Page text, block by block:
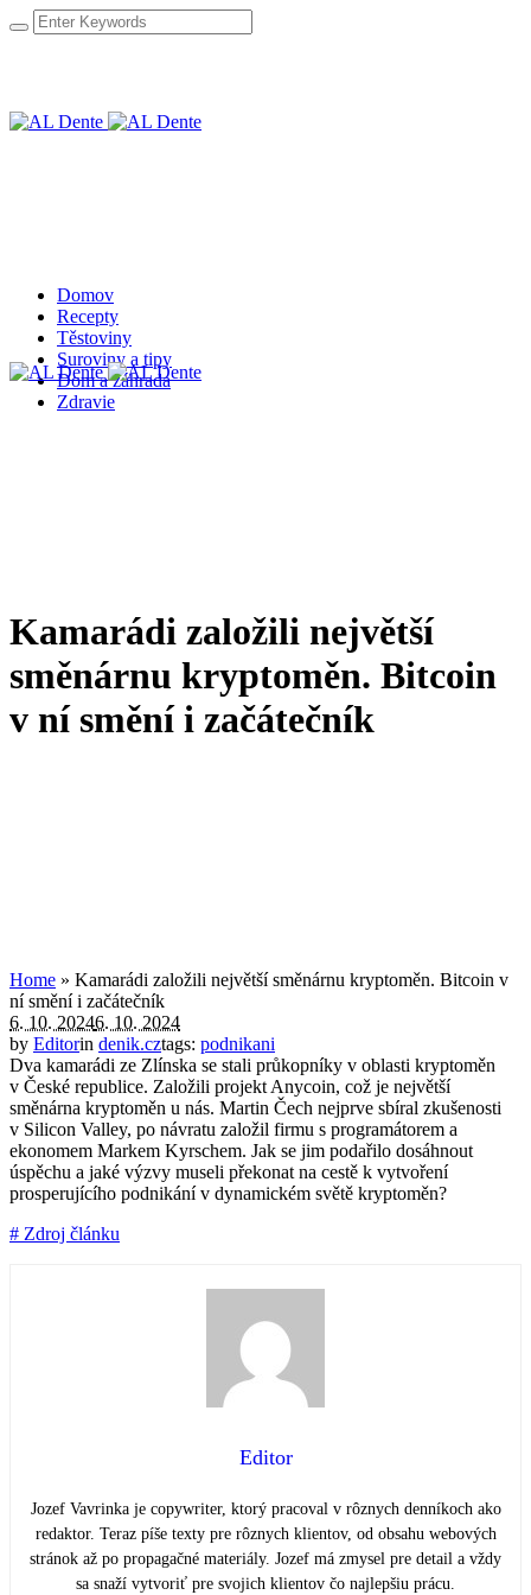
Domov
Recepty
Těstoviny
Suroviny a tipy
Dom a záhrada
Zdravie
Kamarádi založili největší
směnárnu kryptoměn. Bitcoin
v ní smění i začátečník
Home » Kamarádi založili největší směnárnu kryptoměn. Bitcoin v
ní smění i začátečník
6. 10. 20246. 10. 2024
by Editorin denik.cztags: podnikani
Dva kamarádi ze Zlínska se stali průkopníky v oblasti kryptoměn
v České republice. Založili projekt Anycoin, což je největší
směnárna kryptoměn u nás. Martin Čech nejprve sbíral zkušenosti
v Silicon Valley, po návratu založil firmu s programátorem a
ekonomem Markem Kyrschem. Jak se jim podařilo dosáhnout
úspěchu a jaké výzvy museli překonat na cestě k vytvoření
prosperujícího podnikání v dynamickém světě kryptoměn?
# Zdroj článku
Editor
Jozef Vavrinka je copywriter, ktorý pracoval v rôznych denníkoch ako
redaktor. Teraz píše texty pre rôznych klientov, od obsahu webových
stránok až po propagačné materiály. Jozef má zmysel pre detail a vždy
sa snaží vytvoriť pre svojich klientov čo najlepšiu prácu.